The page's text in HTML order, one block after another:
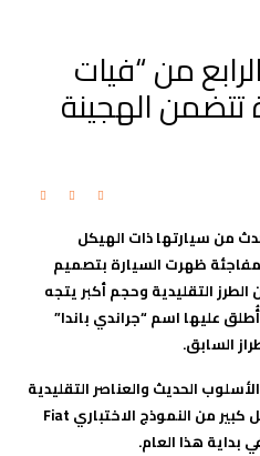
من “فيات
تتضمن الهجينة
من سيارتها ذات الهيكل
ظهرت السيارة بتصميم
التقليدية وحجم أكبر يتجه
عليها اسم “جراندي باندا”
السابق.
الحديث والعناصر التقليدية
من النموذج الاختباري Fiat
بداية هذا العام.